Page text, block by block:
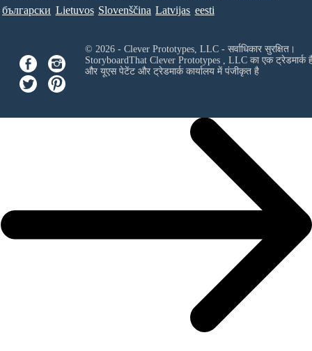
български Lietuvos Slovenščina Latvijas eesti
© 2026 - Clever Prototypes, LLC - सर्वाधिकार सुरक्षित।
StoryboardThat Clever Prototypes , LLCका एक ट्रेडमार्क
और यूएस पेटेंट और ट्रेडमार्क कार्यालय में पंजीकृत है